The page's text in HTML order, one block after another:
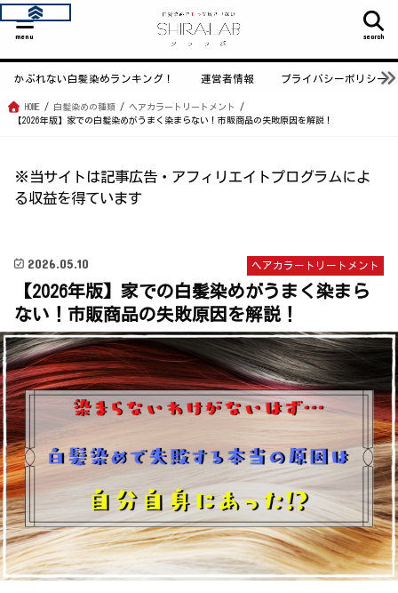
search
menu
かぶれない白髪染めランキング！ 運営者情報 プライバシーポリシー
HOME 白髪染めの種類
ヘアカラートリートメント
【2026年版】家での白髪染めがうまく染まらない！市販商品の失敗原因を解説！
※当サイトは記事広告・アフィリエイトプログラムによ
る収益を得ています
ヘアカラートリートメント
2026.05.10
【2026年版】家での白髪染めがうまく染まら
ない！市販商品の失敗原因を解説！